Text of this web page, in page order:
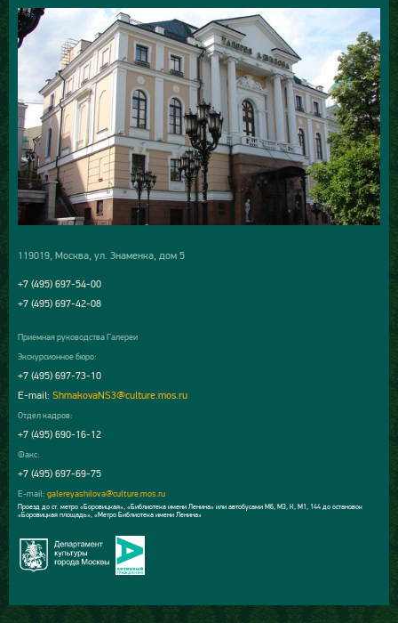
119019, Москва, ул. Знаменка, дом 5
+7 (495) 697-54-00
+7 (495) 697-42-08
Приемная руководства Галереи
Экскурсионное бюро:
+7 (495) 697-73-10
E-mail: ShmakovaNS3@culture.mos.ru
Отдел кадров:
+7 (495) 690-16-12
Факс:
+7 (495) 697-69-75
E-mail: galereyashilova@culture.mos.ru
Проезд до ст. метро «Боровицкая», «Библиотека имени Ленина» или автобусами М6, М3, К, М1, 144 до остановок
«Боровицкая площадь», «Метро Библиотека имени Ленина»